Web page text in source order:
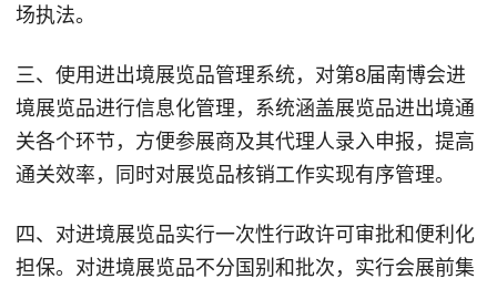
场执法。
三、使用进出境展览品管理系统，对第8届南博会进
境展览品进行信息化管理，系统涵盖展览品进出境通
关各个环节，方便参展商及其代理人录入申报，提高
通关效率，同时对展览品核销工作实现有序管理。
四、对进境展览品实行一次性行政许可审批和便利化
担保。对进境展览品不分国别和批次，实行会展前集